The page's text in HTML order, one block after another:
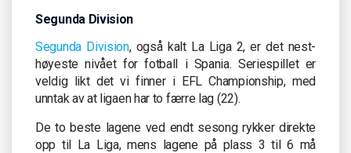
Segunda Division
Segunda Division, også kalt La Liga 2, er det nest-
høyeste nivået for fotball i Spania. Seriespillet er
veldig likt det vi finner i EFL Championship, med
unntak av at ligaen har to færre lag (22).
De to beste lagene ved endt sesong rykker direkte
opp til La Liga, mens lagene på plass 3 til 6 må